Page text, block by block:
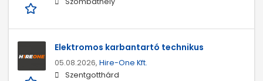
Elektromos karbantartó technikus
05.08.2026, Hire-One Kft.
Szentgotthárd